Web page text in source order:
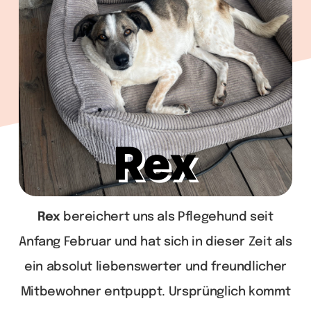
Wir
Warenkorb
Rex
Rex bereichert uns als Pflegehund seit
Anfang Februar und hat sich in dieser Zeit als
ein absolut liebenswerter und freundlicher
Mitbewohner entpuppt. Ursprünglich kommt